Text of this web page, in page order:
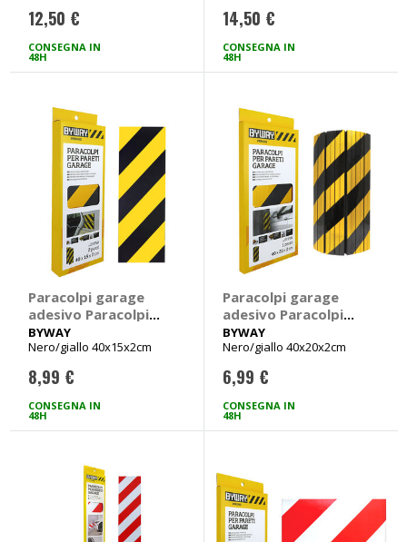
12,50 €
CONSEGNA IN
48H
14,50 €
CONSEGNA IN
48H
Paracolpi garage
adesivo Paracolpi
per pareti garage -
BYWAY
BYWAY
Nero/giallo 40x15x2cm
8,99 €
CONSEGNA IN
48H
Paracolpi garage
adesivo Paracolpi
per pareti garage -
BYWAY
BYWAY
Nero/giallo 40x20x2cm
6,99 €
CONSEGNA IN
48H